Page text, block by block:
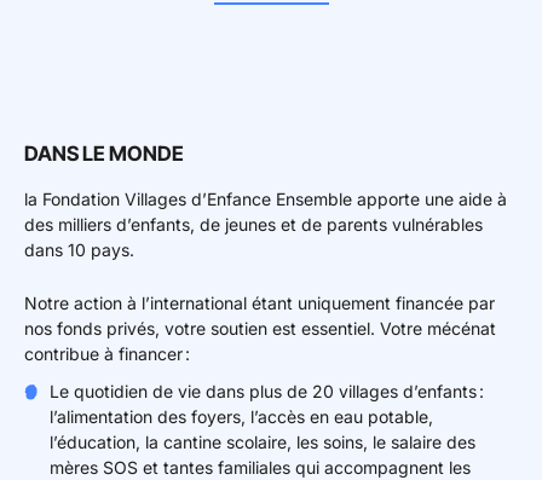
DANS LE MONDE
la Fondation Villages d’Enfance Ensemble apporte une aide à
des milliers d’enfants, de jeunes et de parents vulnérables
dans 10 pays.
Notre action à l’international étant uniquement financée par
nos fonds privés, votre soutien est essentiel. Votre mécénat
contribue à financer :
Le quotidien de vie dans plus de 20 villages d’enfants :
l’alimentation des foyers, l’accès en eau potable,
l’éducation, la cantine scolaire, les soins, le salaire des
mères SOS et tantes familiales qui accompagnent les